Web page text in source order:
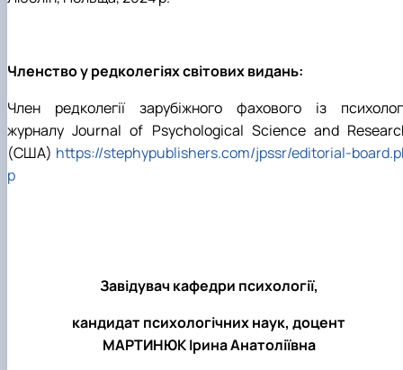
Членство у редколегіях світових видань:
Член редколегії зарубіжного фахового із
журналуJournal of Psychological Science and
(США) https://stephypublishers.com/jpssr/editorial-
p
Завідувач кафедри психології,
кандидат психологічних наук, доцент
МАРТИНЮК Ірина Анатоліївна